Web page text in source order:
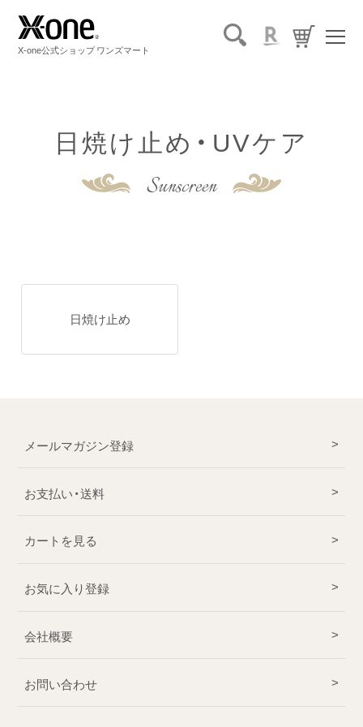
X-one公式ショップ ワンズマート
日焼け止め・UVケア
Sunscreen
日焼け止め
メールマガジン登録
お支払い・送料
カートを見る
お気に入り登録
会社概要
お問い合わせ